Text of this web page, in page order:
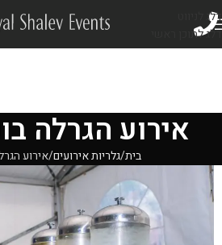
דלג לניווט
דלג לתוכן ראשי
אירוע הגרלה
בית גלריות אירועים אירוע